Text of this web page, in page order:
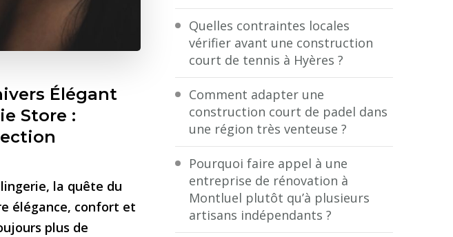
Élégant
Store :
la quête du
élégance, confort et
plus de
Quelles contraintes locales
vérifier avant une construction
court de tennis à Hyères ?
Comment adapter une
construction court de padel dans
une région très venteuse ?
Pourquoi faire appel à une
entreprise de rénovation à
Montluel plutôt qu’à plusieurs
artisans indépendants ?